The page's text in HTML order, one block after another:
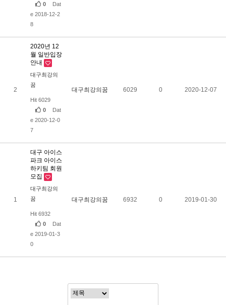
0
Dat
e 2018-12-2
8
2
2020년 12
월 일반입장
안내
대구최강의
꿈
Hit 6029
0
Dat
e 2020-12-0
7
대구최강의꿈 6029 0 2020-12-07
1
대구 아이스
파크 아이스
하키팀 회원
모집
대구최강의
꿈
Hit 6932
0
Dat
e 2019-01-3
0
대구최강의꿈 6932 0 2019-01-30